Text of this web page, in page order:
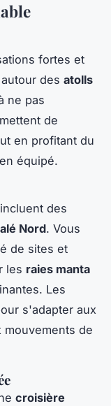
fortes et
autour des atolls
ne pas
de
en profitant du
équipé.
incluent des
Nord. Vous
de sites et
les raies manta
Les
s'adapter aux
de
croisière